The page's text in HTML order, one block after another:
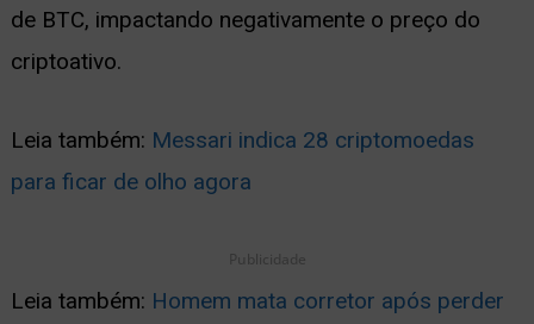
de BTC, impactando negativamente o preço do
criptoativo.
Leia também: Messari indica 28 criptomoedas
para ficar de olho agora
Publicidade
Leia também: Homem mata corretor após perder